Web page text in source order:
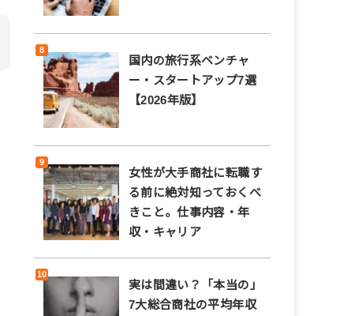
国内の旅行系ベンチャ
ー・スタートアップ7選
【2026年版】
女性が大手商社に転職す
る前に絶対知っておくべ
きこと。仕事内容・年
収・キャリア
実は間違い？「本当の」
7大総合商社の平均年収